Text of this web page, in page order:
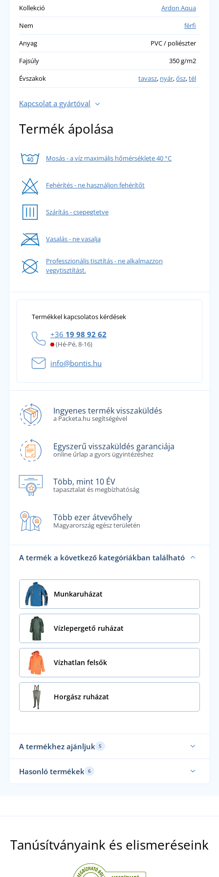
Kollekció
Ardon Aqua
Nem
férfi
Anyag
PVC / poliészter
Fajsúly
350 g/m2
Évszakok
tavasz, nyár,ősz,tél
Kapcsolat a gyártóval
Termék ápolása
Mosás - a víz maximális hőmérséklete 40 °C
Fehérítés - ne használjon fehérítőt
Szárítás - csepegtetve
Vasalás - ne vasalja
Professzionális tisztítás - ne alkalmazzon
vegytisztítást.
Termékkel kapcsolatos kérdések
+36 19 98 92 62
(Hé-Pé, 8-16)
info@bontis.hu
Ingyenes termék visszaküldés
a Packeta.hu segítségével
Egyszerű visszaküldés garanciája
online űrlap a gyors ügyintézéshez
Több, mint 10 ÉV
tapasztalat és megbízhatóság
Több ezer átvevőhely
Magyarország egész területén
A termék a következő kategóriákban található
Munkaruházat
Vízlepergető ruházat
Vízhatlan felsők
Horgász ruházat
A termékhez ajánljuk 5
Hasonló termékek 6
Tanúsítványaink és elismeréseink